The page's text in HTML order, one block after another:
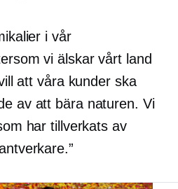
i vår
vi älskar vårt land
att våra kunder ska
av att bära naturen. Vi
har tillverkats av